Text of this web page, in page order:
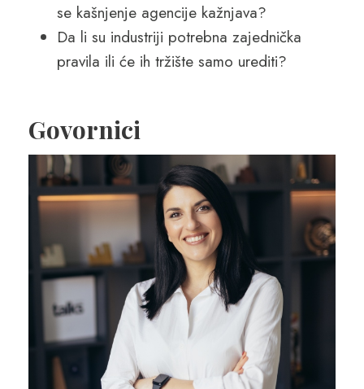
se kašnjenje agencije kažnjava?
Da li su industriji potrebna zajednička
pravila ili će ih tržište samo urediti?
Govornici